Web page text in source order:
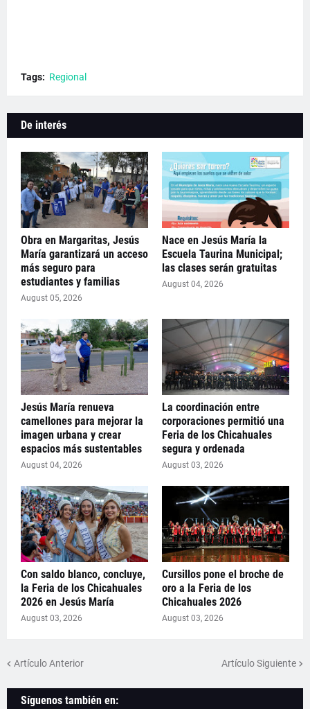
Tags: Regional
De interés
Obra en Margaritas, Jesús
María garantizará un acceso
más seguro para
estudiantes y familias
August 05, 2026
Nace en Jesús María la
Escuela Taurina Municipal;
las clases serán gratuitas
August 04, 2026
Jesús María renueva
camellones para mejorar la
imagen urbana y crear
espacios más sustentables
August 04, 2026
La coordinación entre
corporaciones permitió una
Feria de los Chicahuales
segura y ordenada
August 03, 2026
Con saldo blanco, concluye,
la Feria de los Chicahuales
2026 en Jesús María
August 03, 2026
Cursillos pone el broche de
oro a la Feria de los
Chicahuales 2026
August 03, 2026
Artículo Anterior Artículo Siguiente
Síguenos también en: